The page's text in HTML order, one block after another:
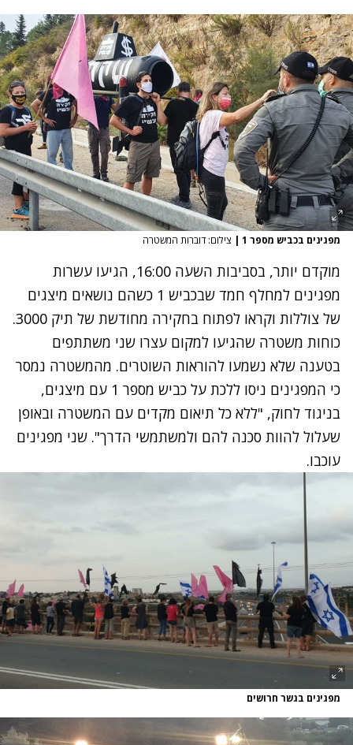
מפגינים בכביש מספר 1 | צילום: דוברות המשטרה
מוקדם יותר, בסביבות השעה 16:00, הגיעו עשרות
מפגינים למחלף חמד שבכביש 1 כשהם נושאים מיצגים
של צוללות וקראו לפתוח בחקירה מחודשת של תיק 3000.
כוחות משטרה שהגיעו למקום עצרו שני משתתפים
בטענה שלא נשמעו להוראות השוטרים. מהמשטרה נמסר
כי המפגינים ניסו ללכת על כביש מספר 1 עם מיצגים,
בניגוד לחוק, "ללא כל תיאום מקדים עם המשטרה ובאופן
שעלול להוות סכנה להם ולמשתמשי הדרך". שני מפגינים
עוכבו.
מפגינים בגשר חרושים